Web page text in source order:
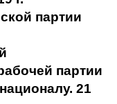
партии
партии
21